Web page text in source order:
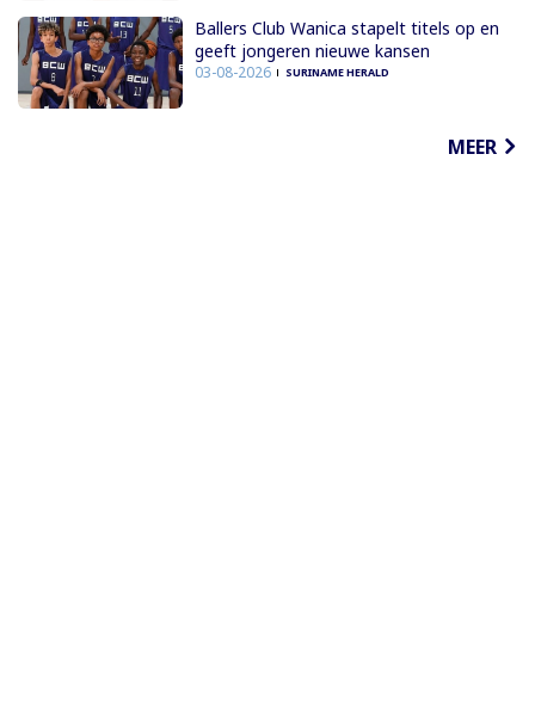
Ballers Club Wanica stapelt titels op en
geeft jongeren nieuwe kansen
03-08-2026 SURINAME HERALD
MEER